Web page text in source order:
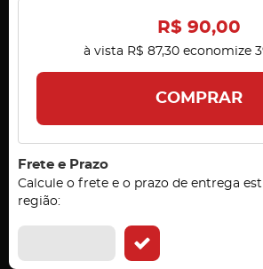
R$ 90,00
à vista R$ 87,30 economize
COMPRAR
Frete e Prazo
Calcule o frete e o prazo de entrega
região: